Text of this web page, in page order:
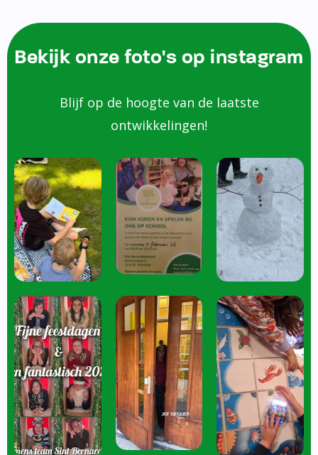
Bekijk onze foto's op instagram
Blijf op de hoogte van de laatste
ontwikkelingen!